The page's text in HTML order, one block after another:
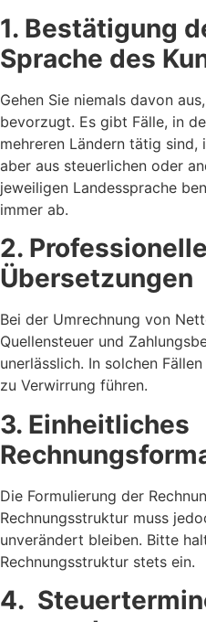
1. Bestätigung
Sprache des
Gehen Sie niemals davon
bevorzugt. Es gibt Fälle, in
mehreren Ländern tätig sind,
aber aus steuerlichen oder
jeweiligen Landessprache
immer ab.
2.
Übersetzungen
Bei der Umrechnung von
Quellensteuer und
unerlässlich. In solchen
zu Verwirrung führen.
3. Einheitliches
Die Formulierung der
Rechnungsstruktur muss
unverändert bleiben. Bitte
Rechnungsstruktur stets ein.
4.